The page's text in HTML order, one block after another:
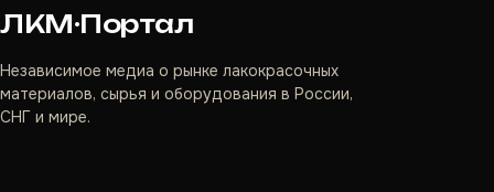
ЛКМ·Портал
Независимое медиа о рынке лакокрасочных
материалов, сырья и оборудования в России,
СНГ и мире.